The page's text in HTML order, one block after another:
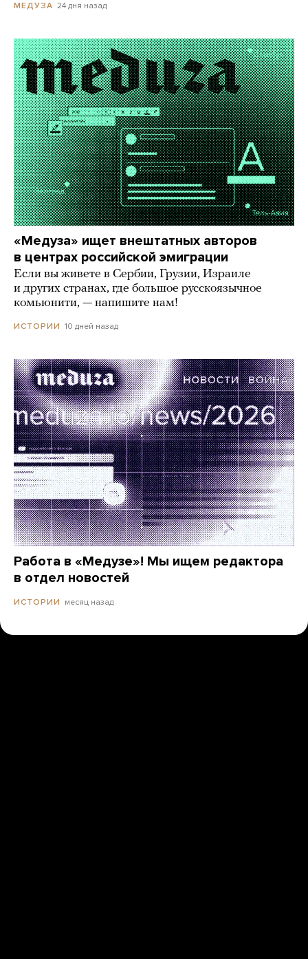
МЕДУЗА 24 дня назад
«Медуза» ищет внештатных авторов
в центрах российской эмиграции
Если вы живете в Сербии, Грузии, Израиле
и других странах, где большое русскоязычное
комьюнити, — напишите нам!
ИСТОРИИ 10 дней назад
Работа в «Медузе»! Мы ищем редактора
в отдел новостей
ИСТОРИИ месяц назад